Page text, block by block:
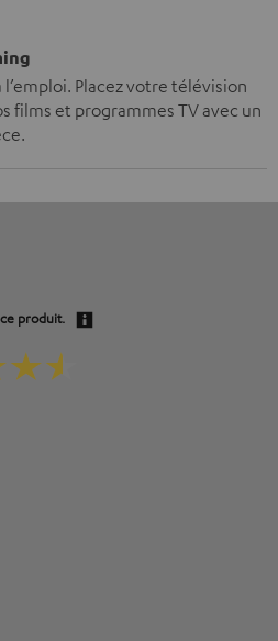
Placez votre télévision
films et programmes TV avec un
produit.